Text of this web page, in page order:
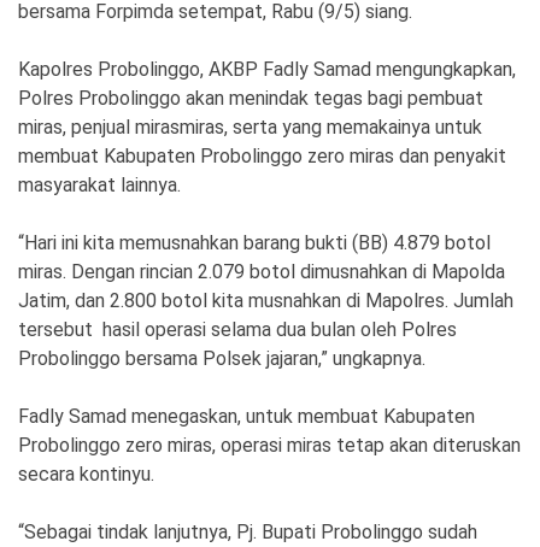
©
Copyright
News
Indonesia
.
Reserve
bersama Forpimda setempat, Rabu (9/5) siang.
Kapolres Probolinggo, AKBP Fadly Samad mengungkapkan,
Polres Probolinggo akan menindak tegas bagi pembuat
miras, penjual mirasmiras, serta yang memakainya untuk
membuat Kabupaten Probolinggo zero miras dan penyakit
masyarakat lainnya.
“Hari ini kita memusnahkan barang bukti (BB) 4.879 botol
miras. Dengan rincian 2.079 botol dimusnahkan di Mapolda
Jatim, dan 2.800 botol kita musnahkan di Mapolres. Jumlah
tersebut hasil operasi selama dua bulan oleh Polres
Probolinggo bersama Polsek jajaran,” ungkapnya.
Fadly Samad menegaskan, untuk membuat Kabupaten
Probolinggo zero miras, operasi miras tetap akan diteruskan
secara kontinyu.
“Sebagai tindak lanjutnya, Pj. Bupati Probolinggo sudah